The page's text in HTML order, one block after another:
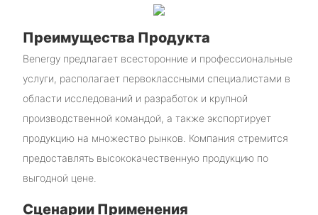
Преимущества Продукта
Benergy предлагает всесторонние и профессиональные
услуги, располагает первоклассными специалистами в
области исследований и разработок и крупной
производственной командой, а также экспортирует
продукцию на множество рынков. Компания стремится
предоставлять высококачественную продукцию по
выгодной цене.
Сценарии Применения